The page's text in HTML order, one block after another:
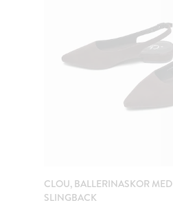
CLOU, BALLERINASKOR MED
SLINGBACK